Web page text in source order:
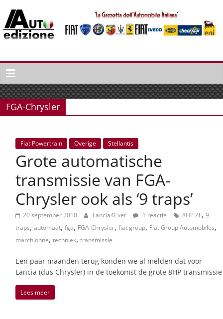
naar
inhoud
Auto
Edizione
La
Gazetta
dell'Automobile
Italiaans
autonieuws
lifestyle
FGA-Chrysler
Fiat Powertrain Overige Stellantis
Grote automatische
transmissie van FGA-
Chrysler ook als ‘9 traps’
20 september 2010 Lancia4Ever 1 reactie 8HP ZF, 9
traps, automaat, fga, FGA-Chrysler, fiat group, Fiat Group Automobiles,
marchionne, techniek, transmissie
Een paar maanden terug konden we al melden dat voor
Lancia (dus Chrysler) in de toekomst de grote 8HP transmissie
Lees meer